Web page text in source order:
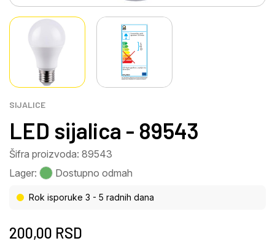
SIJALICE
LED sijalica - 89543
Šifra proizvoda: 89543
Lager:
Dostupno odmah
Rok isporuke 3 - 5 radnih dana
200,00 RSD